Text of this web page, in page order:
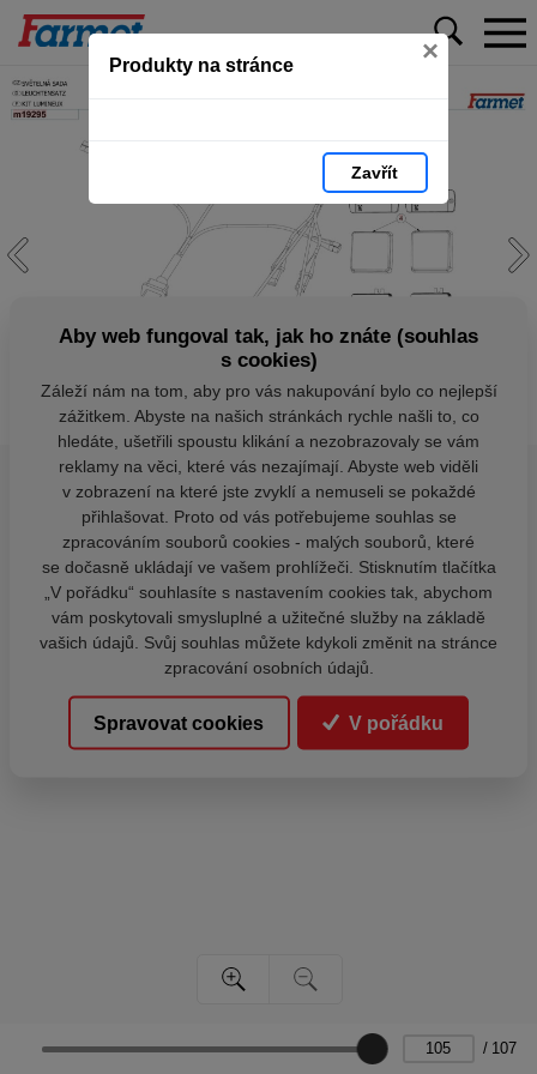
Produkty na stránce ×
Zavřít
/ 107
Aby web fungoval tak, jak ho znáte (souhlas
s cookies)
Záleží nám na tom, aby pro vás nakupování bylo co nejlepší
zážitkem. Abyste na našich stránkách rychle našli to, co
hledáte, ušetřili spoustu klikání a nezobrazovaly se vám
reklamy na věci, které vás nezajímají. Abyste web viděli
v zobrazení na které jste zvyklí a nemuseli se pokaždé
přihlašovat. Proto od vás potřebujeme souhlas se
zpracováním souborů cookies - malých souborů, které
se dočasně ukládají ve vašem prohlížeči. Stisknutím tlačítka
„V pořádku“ souhlasíte s nastavením cookies tak, abychom
vám poskytovali smysluplné a užitečné služby na základě
vašich údajů. Svůj souhlas můžete kdykoli změnit na stránce
zpracování osobních údajů.
Spravovat cookies V pořádku